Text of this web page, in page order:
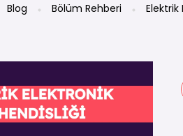
Blog Bölüm Rehberi Elektrik